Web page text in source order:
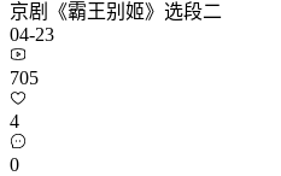
京剧《霸王别姬》选段二
04-23
705
4
0